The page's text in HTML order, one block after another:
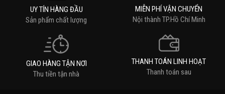
UY TÍN HÀNG ĐẦU
Sản phẩm chất lượng
MIỄN PHÍ VẬN CHUYỂN
Nội thành TP.Hồ Chí Minh
GIAO HÀNG TẬN NƠI
Thu tiền tận nhà
THANH TOÁN LINH HOẠT
Thanh toán sau